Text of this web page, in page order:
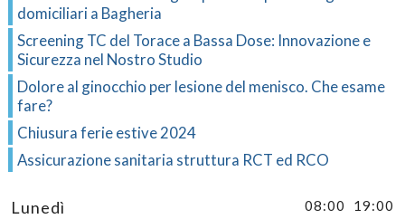
domiciliari a Bagheria
Screening TC del Torace a Bassa Dose: Innovazione e
Sicurezza nel Nostro Studio
Dolore al ginocchio per lesione del menisco. Che esame
fare?
Chiusura ferie estive 2024
Assicurazione sanitaria struttura RCT ed RCO
Lunedì 08:00 19:00